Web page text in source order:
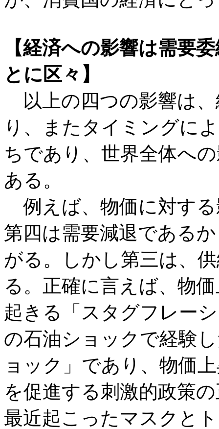
【経済への影響は需要
とに区々】
以上の四つの影響は
り、またタイミングに
ちであり、世界全体へ
ある。
例えば、物価に対す
第四は需要減退である
がる。しかし第三は、
る。正確に言えば、物
起きる「スタグフレー
の石油ショックで経験
ョック」であり、物価
を促進する刺激的政策
最近起こったマスクと